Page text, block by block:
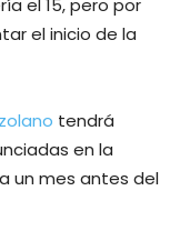
el 15, pero por
el inicio de la
tendrá
en la
un mes antes del